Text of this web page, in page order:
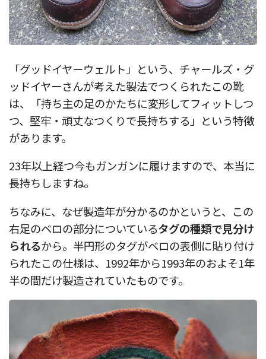
「グッドイヤーウェルト」という、チャールズ・グ
ッドイヤーさんが考えた製法でつくられたこの靴
は、「持ち主の足のかたちに変形してフィットしつ
つ、堅牢・頑丈なつくりで長持ちする」という特徴
があります。
23年以上経つ今もガンガンに履けますので、本当に
長持ちしますね。
ちなみに、なぜ製造年が分かるのかというと、この
右足のベロの部分についているタグの種類で見分け
られるから。半円形のタグがベロの表側に貼り付け
られたこの仕様は、1992年から1993年のおよそ1年
半の間だけ製造されていたものです。